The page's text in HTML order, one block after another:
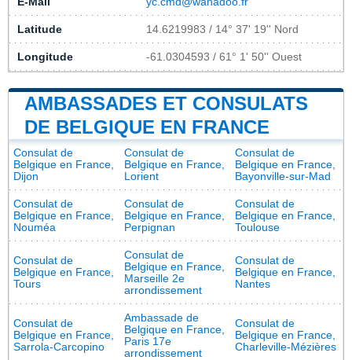
Latitude 14.6219983 / 14° 37' 19'' Nord
Longitude -61.0304593 / 61° 1' 50'' Ouest
AMBASSADES ET CONSULATS
DE BELGIQUE EN FRANCE
Consulat de
Belgique en France,
Dijon
Consulat de
Belgique en France,
Lorient
Consulat de
Belgique en France,
Bayonville-sur-Mad
Consulat de
Belgique en France,
Nouméa
Consulat de
Belgique en France,
Perpignan
Consulat de
Belgique en France,
Toulouse
Consulat de
Belgique en France,
Tours
Consulat de
Belgique en France,
Marseille 2e
arrondissement
Consulat de
Belgique en France,
Nantes
Consulat de
Belgique en France,
Sarrola-Carcopino
Ambassade de
Belgique en France,
Paris 17e
arrondissement
Consulat de
Belgique en France,
Charleville-Mézières